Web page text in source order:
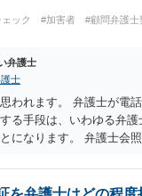
ック #加害者 #顧問弁護士
弁護士
士
われます。 弁護士が電
る手段は、いわゆる弁護
になります。 弁護士会
制度で、弁護士会担当
回答を得られる可能性が